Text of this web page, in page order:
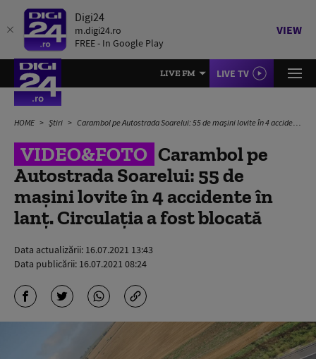
Digi24
m.digi24.ro
FREE - In Google Play
VIEW
LIVE FM LIVE TV
HOME Știri Carambol pe Autostrada Soarelui: 55 de mașini lovite în 4 accidente în lanț. Circulația a fost blocată
VIDEO&FOTO Carambol pe
Autostrada Soarelui: 55 de
mașini lovite în 4 accidente în
lanț. Circulația a fost blocată
Data actualizării: 16.07.2021 13:43
Data publicării: 16.07.2021 08:24